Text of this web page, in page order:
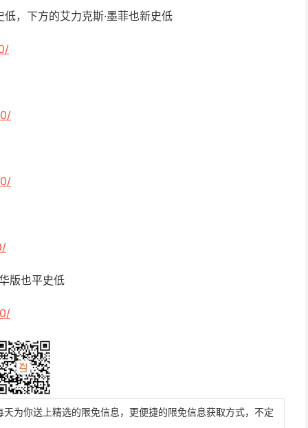
，下方的艾力克斯·墨菲也新史低
版也平史低
为你送上精选的限免信息，更便捷的限免信息获取方式，不定